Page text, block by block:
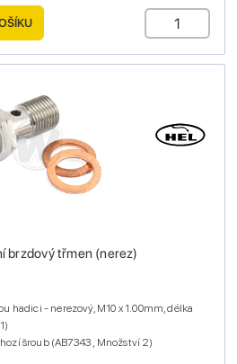
brzdový třmen (nerez)
hadici - nerezový, M10 x 1.00mm, délka
šroub (AB7343 , Množství 2)